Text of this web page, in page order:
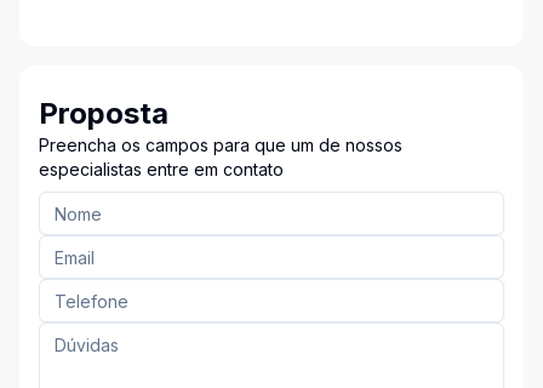
Proposta
Preencha os campos para que um de nossos
especialistas entre em contato